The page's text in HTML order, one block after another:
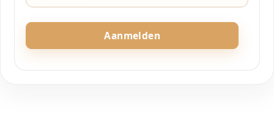
Aanmelden